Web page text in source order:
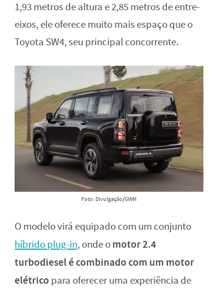
1,93 metros de altura e 2,85 metros de entre-
eixos, ele oferece muito mais espaço que o
Toyota SW4, seu principal concorrente.
Foto: Divulgação/GWM
O modelo virá equipado com um conjunto
híbrido plug-in, onde omotor 2.4
turbodiesel é combinado com um motor
elétrico para oferecer uma experiência de